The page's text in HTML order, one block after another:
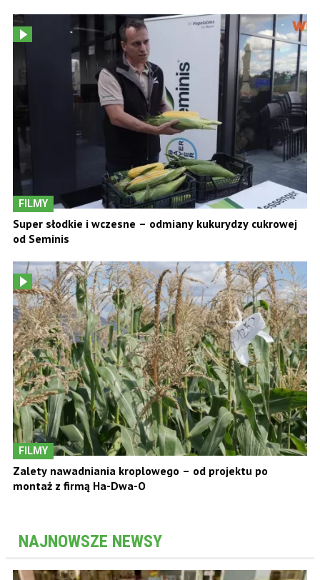
FILMY
Super słodkie i wczesne – odmiany kukurydzy cukrowej
od Seminis
FILMY
Zalety nawadniania kroplowego – od projektu po
montaż z firmą Ha-Dwa-O
NAJNOWSZE NEWSY